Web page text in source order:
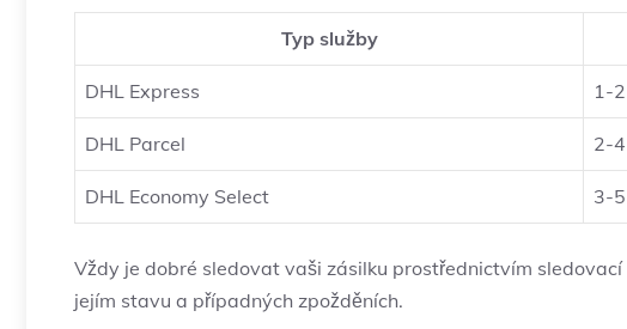
Typ služby
DHL Express 1-
DHL Parcel 2-
DHL Economy Select 3-
Vždy je dobré sledovat vaši zásilku prostřednictvím
jejím stavu a případných zpožděních.